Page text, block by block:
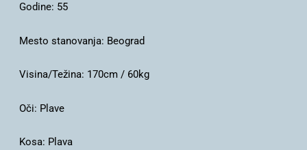
Godine: 55
Mesto stanovanja: Beograd
Visina/Težina: 170cm / 60kg
Oči: Plave
Kosa: Plava